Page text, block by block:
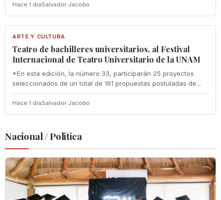
Hace 1 diaSalvador Jacobo
ARTE Y CULTURA
ARTE Y CULTURA
Teatro de bachilleres universitarios, al Festival
Internacional de Teatro Universitario de la UNAM
*En esta edición, la número 33, participarán 25 proyectos
seleccionados de un total de 161 propuestas postuladas de...
Hace 1 diaSalvador Jacobo
Nacional / Politica